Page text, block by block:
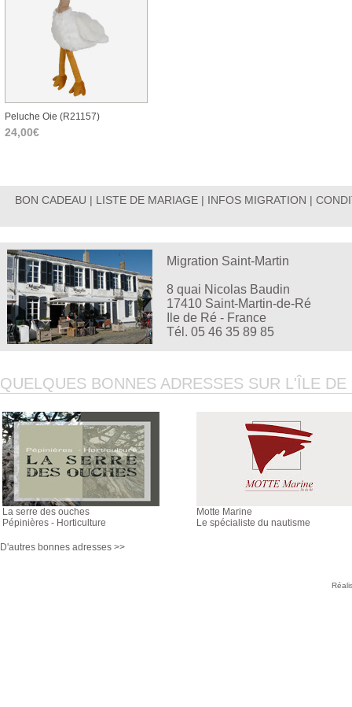
Peluche Oie (r21157)
24,00€
BON CADEAU | LISTE DE MARIAGE| INFOS MIGRATION |
Migration Saint-Martin
8 quai Nicolas Baudin
17410 Saint-Martin-de-Ré
Ile de Ré - France
Tél. 05 46 35 89 85
QUELQUES BONNES ADRESSES SUR L'ÎLE DE
La serre des ouches
Pépinières - Horticulture
Motte Marine
Le spécialiste du nautisme
D'autres bonnes adresses >>